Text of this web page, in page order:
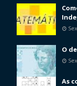
O
As